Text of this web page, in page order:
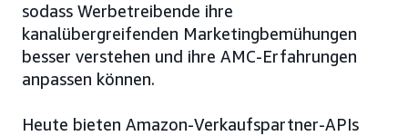
sodass Werbetreibende ihre
kanalübergreifenden Marketingbemühungen
besser verstehen und ihre AMC-Erfahrungen
anpassen können.
Heute bieten Amazon-Verkaufspartner-APIs